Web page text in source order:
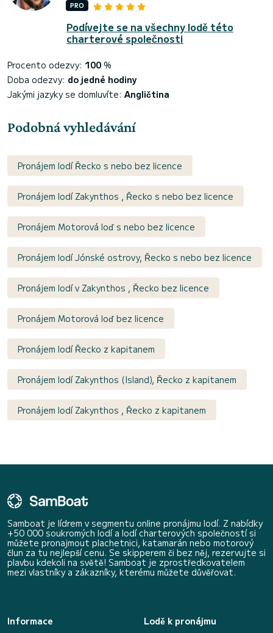
PRO
Podívejte se na všechny lodě této
charterové společnosti
Procento odezvy: 100 %
Doba odezvy: do jedné hodiny
Jakými jazyky se domluvíte: Angličtina
Podobná vyhledávání
Pronájem lodí Řecko s nebo bez licence
Pronájem lodí Zakynthos , Řecko s nebo bez licence
Pronájem Motorová loď s nebo bez licence
Pronájem lodí Jónské ostrovy, Řecko s nebo bez licence
Pronájem lodí v Zakynthos , Řecko bez licence
Pronájem Motorová loď bez licence
Pronájem lodí Řecko z kapitanem
Pronájem lodí Zakynthos (Island), Řecko z kapitanem
Pronájem lodí Zakynthos , Řecko z kapitanem
Samboat je lídrem v segmentu online pronájmu lodí. Z nabídky
+50 000 soukromých lodí a lodí charterových společností si
můžete pronajmout plachetnici, katamarán nebo motorový
člun za tu nejlepší cenu. Se skipperem či bez něj, rezervujte si
plavbu kdekoli na světě! Samboat je zprostředkovatelem
mezi vlastníky a zákazníky, kterému můžete důvěřovat.
Informace
Lodě k pronájmu